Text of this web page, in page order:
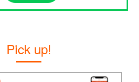
Pick up!